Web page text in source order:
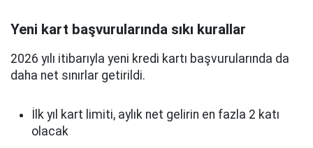
Yeni kart başvurularında sıkı kurallar
2026 yılı itibarıyla yeni kredi kartı başvurularında da
daha net sınırlar getirildi.
İlk yıl kart limiti, aylık net gelirin en fazla 2 katı
olacak